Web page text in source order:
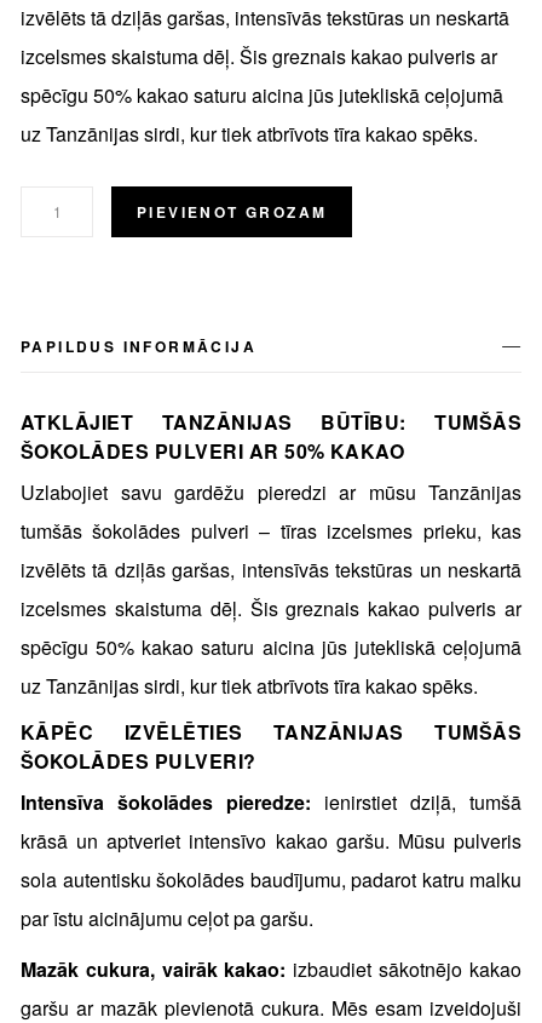
izvēlēts tā dziļās garšas, intensīvās tekstūras un neskartā
izcelsmes skaistuma dēļ. Šis greznais kakao pulveris ar
spēcīgu 50% kakao saturu aicina jūs jutekliskā ceļojumā
uz Tanzānijas sirdi, kur tiek atbrīvots tīra kakao spēks.
PIEVIENOT GROZAM
PAPILDUS INFORMĀCIJA
ATKLĀJIET TANZĀNIJAS BŪTĪBU: TUMŠĀS
ŠOKOLĀDES PULVERI AR 50% KAKAO
Uzlabojiet savu gardēžu pieredzi ar mūsu Tanzānijas
tumšās šokolādes pulveri – tīras izcelsmes prieku, kas
izvēlēts tā dziļās garšas, intensīvās tekstūras un neskartā
izcelsmes skaistuma dēļ. Šis greznais kakao pulveris ar
spēcīgu 50% kakao saturu aicina jūs jutekliskā ceļojumā
uz Tanzānijas sirdi, kur tiek atbrīvots tīra kakao spēks.
KĀPĒC IZVĒLĒTIES TANZĀNIJAS TUMŠĀS
ŠOKOLĀDES PULVERI?
Intensīva šokolādes pieredze: ienirstiet dziļā, tumšā
krāsā un aptveriet intensīvo kakao garšu. Mūsu pulveris
sola autentisku šokolādes baudījumu, padarot katru malku
par īstu aicinājumu ceļot pa garšu.
Mazāk cukura, vairāk kakao: izbaudiet sākotnējo kakao
garšu ar mazāk pievienotā cukura. Mēs esam izveidojuši